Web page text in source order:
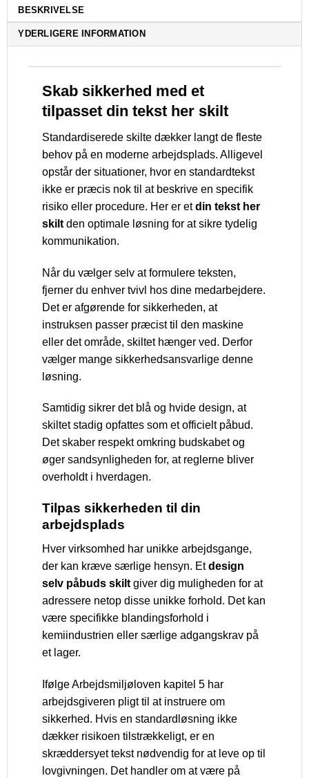
BESKRIVELSE
YDERLIGERE INFORMATION
Skab sikkerhed med et
tilpasset din tekst her skilt
Standardiserede skilte dækker langt de fleste
behov på en moderne arbejdsplads. Alligevel
opstår der situationer, hvor en standardtekst
ikke er præcis nok til at beskrive en specifik
risiko eller procedure. Her er etdin tekst her
skilt den optimale løsning for at sikre tydelig
kommunikation.
Når du vælger selv at formulere teksten,
fjerner du enhver tvivl hos dine medarbejdere.
Det er afgørende for sikkerheden, at
instruksen passer præcist til den maskine
eller det område, skiltet hænger ved. Derfor
vælger mange sikkerhedsansvarlige denne
løsning.
Samtidig sikrer det blå og hvide design, at
skiltet stadig opfattes som et officielt påbud.
Det skaber respekt omkring budskabet og
øger sandsynligheden for, at reglerne bliver
overholdt i hverdagen.
Tilpas sikkerheden til din
arbejdsplads
Hver virksomhed har unikke arbejdsgange,
der kan kræve særlige hensyn. Etdesign
selv påbuds skilt giver dig muligheden for at
adressere netop disse unikke forhold. Det kan
være specifikke blandingsforhold i
kemiindustrien eller særlige adgangskrav på
et lager.
Ifølge Arbejdsmiljøloven kapitel 5 har
arbejdsgiveren pligt til at instruere om
sikkerhed. Hvis en standardløsning ikke
dækker risikoen tilstrækkeligt, er en
skræddersyet tekst nødvendig for at leve op til
lovgivningen. Det handler om at være på